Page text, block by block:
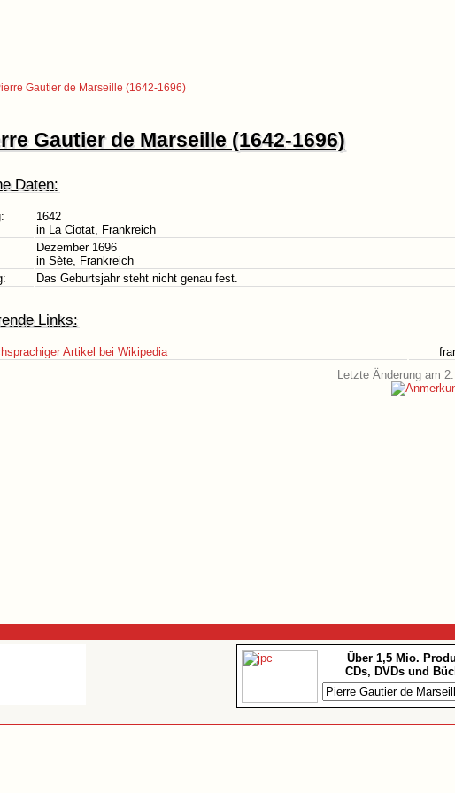
Gautier de Marseille (1642-1696)
Gautier de Marseille (1642-1696)
Daten:
1642
in La Ciotat, Frankreich
Dezember 1696
in Sète, Frankreich
Das Geburtsjahr steht nicht genau fest.
Links:
Artikel bei Wikipedia
Letzte Änderung am
Über 1,5 Mio.
CDs, DVDs und